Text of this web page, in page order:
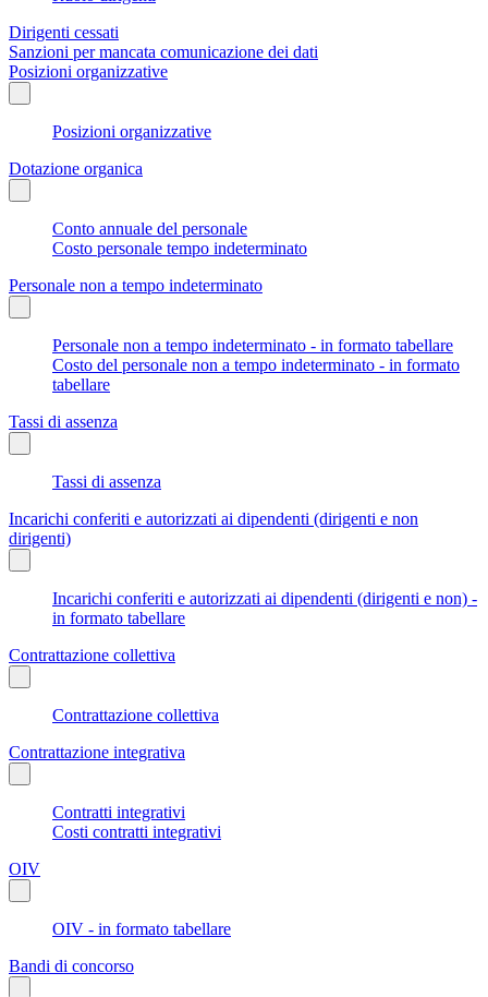
Dirigenti cessati
Sanzioni per mancata comunicazione dei dati
Posizioni organizzative
Posizioni organizzative
Dotazione organica
Conto annuale del personale
Costo personale tempo indeterminato
Personale non a tempo indeterminato
Personale non a tempo indeterminato - in formato tabellare
Costo del personale non a tempo indeterminato - in formato
tabellare
Tassi di assenza
Tassi di assenza
Incarichi conferiti e autorizzati ai dipendenti (dirigenti e non
dirigenti)
Incarichi conferiti e autorizzati ai dipendenti (dirigenti e non) -
in formato tabellare
Contrattazione collettiva
Contrattazione collettiva
Contrattazione integrativa
Contratti integrativi
Costi contratti integrativi
OIV
OIV - in formato tabellare
Bandi di concorso